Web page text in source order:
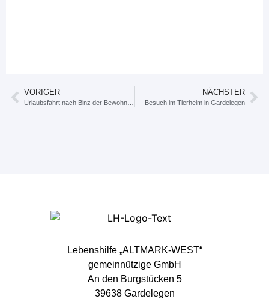
VORIGER NÄCHSTER
Besuch im Tierheim in Gardelegen
Lebenshilfe „ALTMARK-WEST“
gemeinnützige GmbH
An den Burgstücken 5
39638 Gardelegen